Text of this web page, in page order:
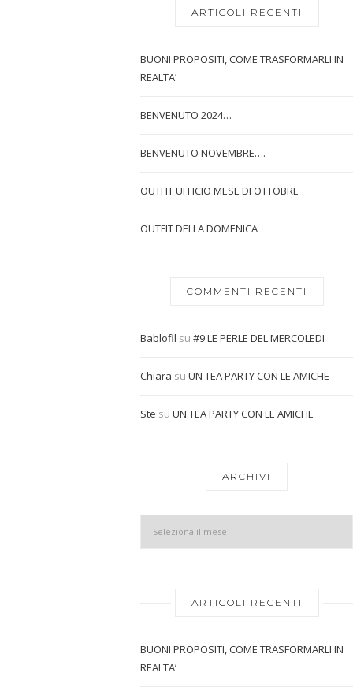
ARTICOLI RECENTI
BUONI PROPOSITI, COME TRASFORMARLI IN
REALTA’
BENVENUTO 2024…
BENVENUTO NOVEMBRE….
OUTFIT UFFICIO MESE DI OTTOBRE
OUTFIT DELLA DOMENICA
COMMENTI RECENTI
Bablofil su #9 LE PERLE DEL MERCOLEDI
Chiara su UN TEA PARTY CON LE AMICHE
Ste su UN TEA PARTY CON LE AMICHE
ARCHIVI
ARTICOLI RECENTI
BUONI PROPOSITI, COME TRASFORMARLI IN
REALTA’